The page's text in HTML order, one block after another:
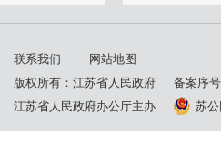
联系我们
网站地图
版权所有：江苏省人民政府
备案序
江苏省人民政府办公厅主办
苏